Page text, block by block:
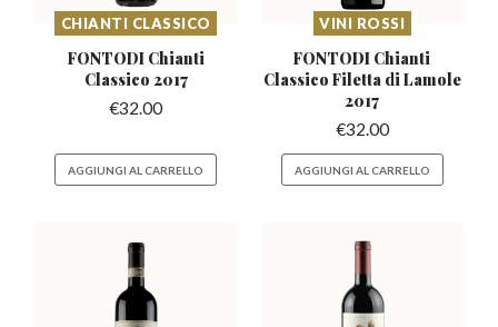
CHIANTI CLASSICO
FONTODI Chianti
Classico 2017
€32.00
AGGIUNGI AL CARRELLO
VINI ROSSI
FONTODI Chianti
Classico Filetta di Lamole
2017
€32.00
AGGIUNGI AL CARRELLO